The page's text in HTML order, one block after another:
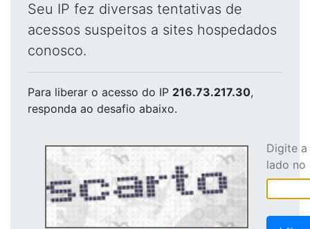
Seu IP fez diversas tentativas de
acessos suspeitos a sites hospedados
conosco.
Para liberar o acesso do IP 216.73.217.30,
responda ao desafio abaixo.
Digite
lado no